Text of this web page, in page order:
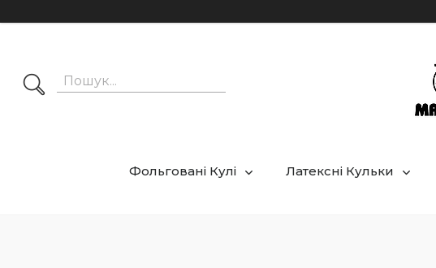
Фольговані Кулі Латексні Кульки